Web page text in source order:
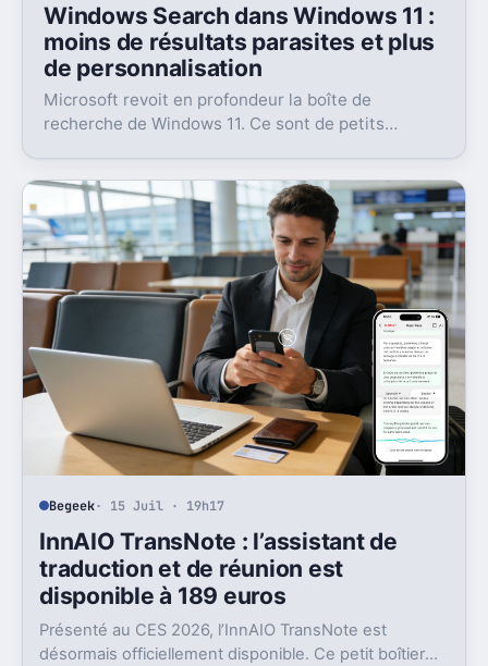
Windows Search dans Windows 11 :
moins de résultats parasites et plus
de personnalisation
Microsoft revoit en profondeur la boîte de
recherche de Windows 11. Ce sont de petits
Begeek· 15 Juil · 19h17
InnAIO TransNote : l’assistant de
traduction et de réunion est
disponible à 189 euros
Présenté au CES 2026, l’InnAIO TransNote est
désormais officiellement disponible. Ce petit boîtier